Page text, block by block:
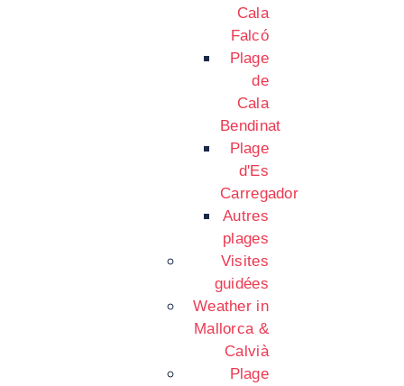
Cala
Falcó
Plage
de
Cala
Bendinat
Plage
d'Es
Carregador
Autres
plages
Visites
guidées
Weather in
Mallorca &
Calvià
Plage